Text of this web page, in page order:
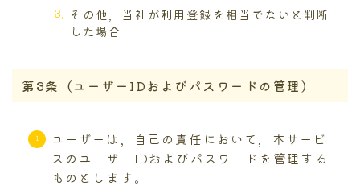
その他，当社が利用登録を相当でないと判断
した場合
第3条（ユーザーIDおよびパスワードの管理）
ユーザーは，自己の責任において，本サービ
スのユーザーIDおよびパスワードを管理する
ものとします。